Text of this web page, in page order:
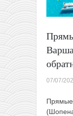
07/07/
Прямые